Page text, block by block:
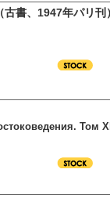
書、1947年パリ刊）
Том